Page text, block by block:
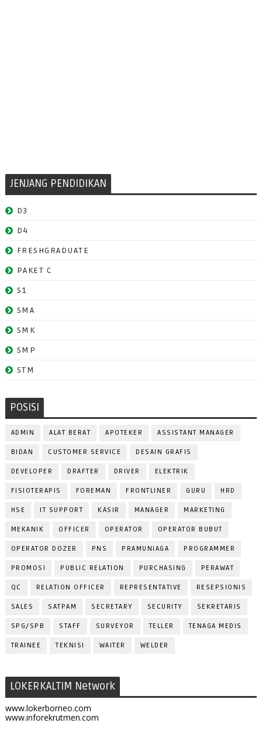
JENJANG PENDIDIKAN
D3
D4
FRESHGRADUATE
PAKET C
S1
SMA
SMK
SMP
STM
POSISI
ADMIN ALAT BERAT APOTEKER ASSISTANT MANAGER
BIDAN CUSTOMER SERVICE DESAIN GRAFIS
DEVELOPER DRAFTER DRIVER ELEKTRIK
FISIOTERAPIS FOREMAN FRONTLINER GURU HRD
HSE IT SUPPORT KASIR MANAGER MARKETING
MEKANIK OFFICER OPERATOR OPERATOR BUBUT
OPERATOR DOZER PNS PRAMUNIAGA PROGRAMMER
PROMOSI PUBLIC RELATION PURCHASING PERAWAT
QC RELATION OFFICER REPRESENTATIVE RESEPSIONIS
SALES SATPAM SECRETARY SECURITY SEKRETARIS
SPG/SPB STAFF SURVEYOR TELLER TENAGA MEDIS
TRAINEE TEKNISI WAITER WELDER
LOKERKALTIM Network
www.lokerborneo.com
www.inforekrutmen.com